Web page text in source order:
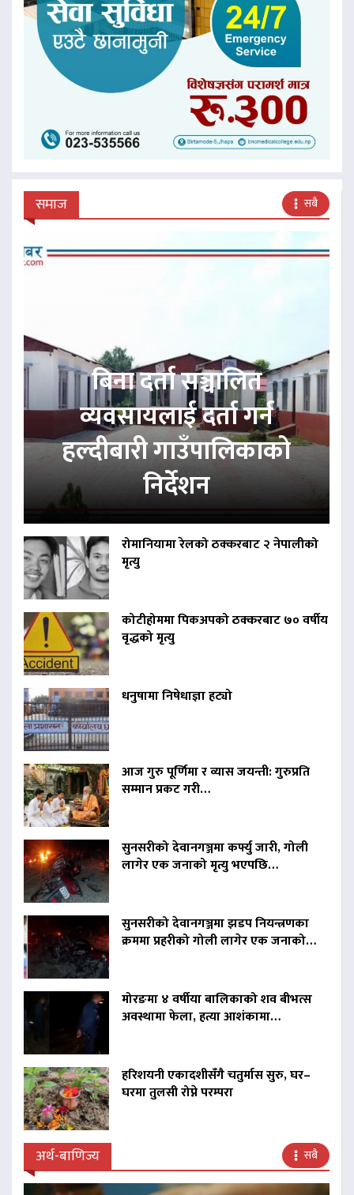
समाज सबै
बिना दर्ता सञ्चालित
व्यवसायलाई दर्ता गर्न
हल्दीबारी गाउँपालिकाको
निर्देशन
रोमानियामा रेलको ठक्करबाट २ नेपालीको
मृत्यु
कोटीहोममा पिकअपको ठक्करबाट ७० वर्षीय
वृद्धको मृत्यु
धनुषामा निषेधाज्ञा हट्यो
आज गुरु पूर्णिमा र व्यास जयन्ती: गुरुप्रति
सम्मान प्रकट गरी…
सुनसरीको देवानगञ्जमा कर्फ्यु जारी, गोली
लागेर एक जनाको मृत्यु भएपछि…
सुनसरीको देवानगञ्जमा झडप नियन्त्रणका
क्रममा प्रहरीको गोली लागेर एक जनाको…
मोरङमा ४ वर्षीया बालिकाको शव बीभत्स
अवस्थामा फेला, हत्या आशंकामा…
हरिशयनी एकादशीसँगै चतुर्मास सुरु, घर–
घरमा तुलसी रोप्ने परम्परा
अर्थ-बाणिज्य सबै